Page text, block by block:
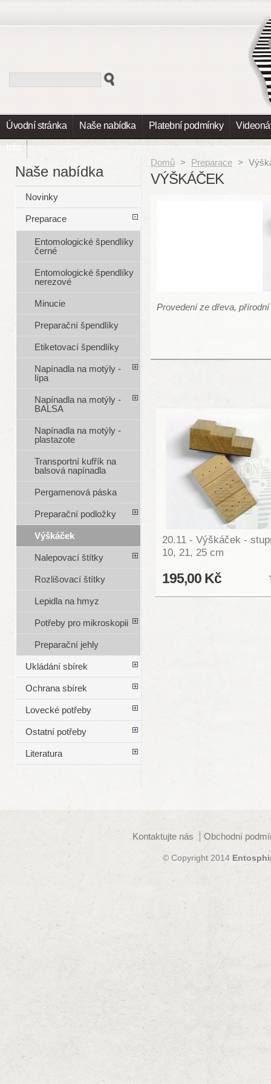
Úvodní stránka Naše nabídka Platební podmínky
Info
Domů > Preparace >
VÝŠKÁČEK
Provedení ze dřeva,
20.11 - Výškáček -
10, 21, 25 cm
195,00 Kč
Naše nabídka
Novinky
Preparace
Entomologické špendlíky
černé
Entomologické špendlíky
nerezové
Minucie
Preparační špendlíky
Etiketovací špendlíky
Napínadla na motýly -
lípa
Napínadla na motýly -
BALSA
Napínadla na motýly -
plastazote
Transportní kufřík na
balsová napínadla
Pergamenová páska
Preparační podložky
Výškáček
Nalepovací štítky
Rozlišovací štítky
Lepidla na hmyz
Potřeby pro mikroskopii
Preparační jehly
Ukládání sbírek
Ochrana sbírek
Lovecké potřeby
Ostatní potřeby
Literatura
Kontaktujte nás Obchodní
© Copyright 2014